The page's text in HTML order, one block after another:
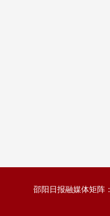
邵阳日报融媒体矩阵：